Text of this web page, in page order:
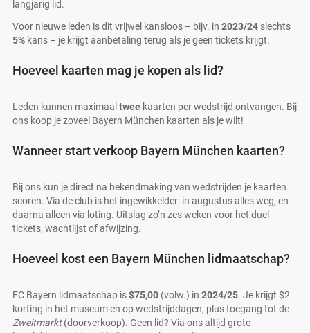
langjarig lid.
Voor nieuwe leden is dit vrijwel kansloos – bijv. in 2023/24 slechts
5% kans – je krijgt aanbetaling terug als je geen tickets krijgt.
Hoeveel kaarten mag je kopen als lid?
Leden kunnen maximaal twee kaarten per wedstrijd ontvangen. Bij
ons koop je zoveel Bayern München kaarten als je wilt!
Wanneer start verkoop Bayern München kaarten?
Bij ons kun je direct na bekendmaking van wedstrijden je kaarten
scoren. Via de club is het ingewikkelder: in augustus alles weg, en
daarna alleen via loting. Uitslag zo’n zes weken voor het duel –
tickets, wachtlijst of afwijzing.
Hoeveel kost een Bayern München lidmaatschap?
FC Bayern lidmaatschap is$75,00 (volw.) in 2024/25. Je krijgt $2
korting in het museum en op wedstrijddagen, plus toegang tot de
Zweitmarkt(doorverkoop). Geen lid? Via ons altijd grote